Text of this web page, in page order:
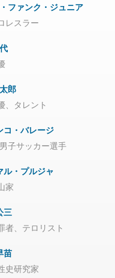
・ファンク・ジュニア
レスラー
郎
、タレント
コ・バレージ
子サッカー選手
ル・プルジャ
家
三
者、テロリスト
苗
史研究家